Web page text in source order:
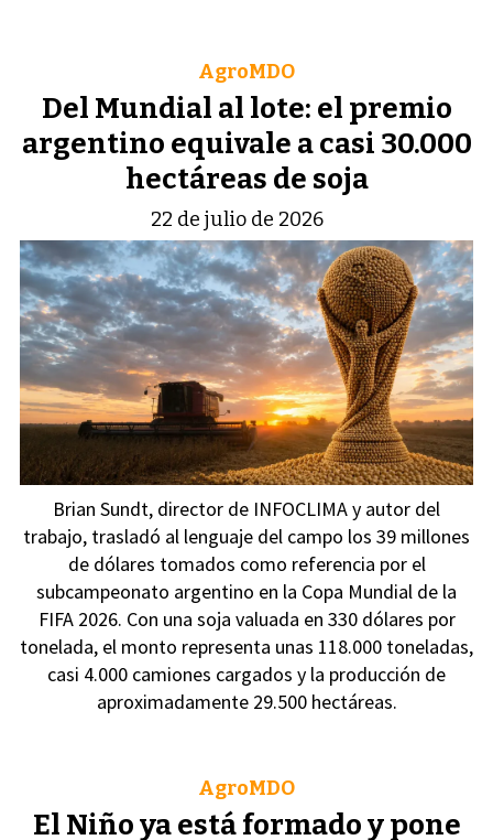
Del Mundial al lote: el premio
argentino equivale a casi 30.000
hectáreas de soja
AgroMDO
22 de julio de 2026
Brian Sundt, director de INFOCLIMA y autor del
trabajo, trasladó al lenguaje del campo los 39 millones
de dólares tomados como referencia por el
subcampeonato argentino en la Copa Mundial de la
FIFA 2026. Con una soja valuada en 330 dólares por
tonelada, el monto representa unas 118.000 toneladas,
casi 4.000 camiones cargados y la producción de
aproximadamente 29.500 hectáreas.
El Niño ya está formado y pone
AgroMDO